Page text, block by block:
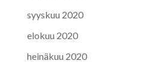
syyskuu 2020
elokuu 2020
heinäkuu 2020